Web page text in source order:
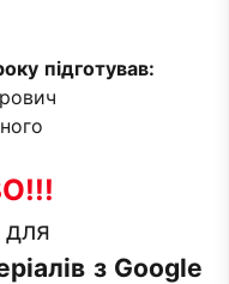
підготував:
з Google